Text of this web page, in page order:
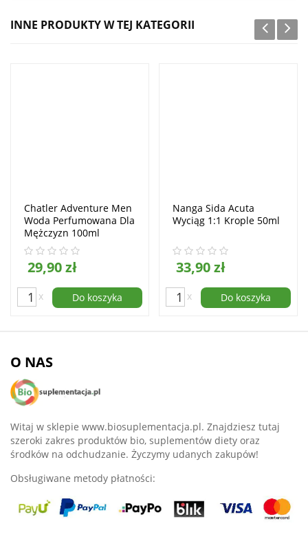
INNE PRODUKTY W TEJ KATEGORII
Chatler Adventure Men
Woda Perfumowana Dla
Mężczyzn 100ml
29,90 zł
x Do koszyka
Nanga Sida Acuta
Wyciąg 1:1 Krople 50ml
33,90 zł
x Do koszyka
O NAS
Witaj w sklepie www.biosuplementacja.pl. Znajdziesz tutaj
szeroki zakres produktów bio, suplementów diety oraz
środków na odchudzanie. Życzymy udanych zakupów!
Obsługiwane metody płatności: